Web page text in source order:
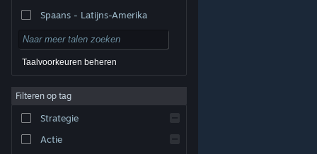
© Valve Corporation. Alle rechten voorbehouden. Alle
handelsmerken zijn eigendom van hun respectieve
Privacybeleid|Juridische informatie
Toegankelijkheid
|
Terugbetalingen
Spaans - Latijns-Amerika
Taalvoorkeuren beheren
Filteren op tag
Strategie
Actie